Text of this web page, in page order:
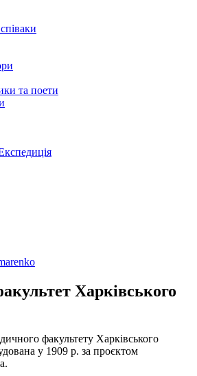
та поети
Харківського
факультету Харківського
у 1909 р. за проєктом